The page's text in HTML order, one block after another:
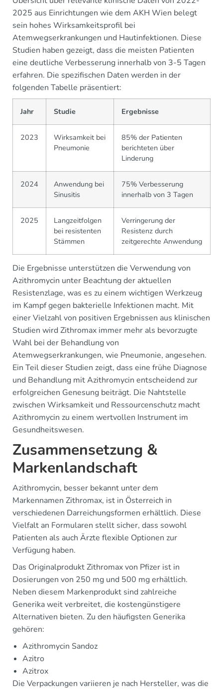
2025 aus Einrichtungen wie dem AKH Wien belegt
sein hohes Wirksamkeitsprofil bei
Atemwegserkrankungen und Hautinfektionen. Diese
Studien haben gezeigt, dass die meisten Patienten
eine deutliche Verbesserung innerhalb von 3-5 Tagen
erfahren. Die spezifischen Daten werden in der
folgenden Tabelle präsentiert:
Jahr Studie Ergebnisse
2023
Wirksamkeit bei
Pneumonie
85% der Patienten
berichteten über
Linderung
2024
Anwendung bei
Sinusitis
75% Verbesserung
innerhalb von 3 Tagen
2025
Langzeitfolgen
bei resistenten
Stämmen
Verringerung der
Resistenz durch
zeitgerechte Anwendung
Die Ergebnisse unterstützen die Verwendung von
Azithromycin unter Beachtung der aktuellen
Resistenzlage, was es zu einem wichtigen Werkzeug
im Kampf gegen bakterielle Infektionen macht. Mit
einer Vielzahl von positiven Ergebnissen aus klinischen
Studien wird Zithromax immer mehr als bevorzugte
Wahl bei der Behandlung von
Atemwegserkrankungen, wie Pneumonie, angesehen.
Ein Teil dieser Studien zeigt, dass eine frühe Diagnose
und Behandlung mit Azithromycin entscheidend zur
erfolgreichen Genesung beiträgt. Die Nahtstelle
zwischen Wirksamkeit und Ressourcenschutz macht
Azithromycin zu einem wertvollen Instrument im
Gesundheitswesen.
Zusammensetzung &
Markenlandschaft
Azithromycin, besser bekannt unter dem
Markennamen Zithromax, ist in Österreich in
verschiedenen Darreichungsformen erhältlich. Diese
Vielfalt an Formularen stellt sicher, dass sowohl
Patienten als auch Ärzte flexible Optionen zur
Verfügung haben.
Das Originalprodukt Zithromax von Pfizer ist in
Dosierungen von 250 mg und 500 mg erhältlich.
Neben diesem Markenprodukt sind zahlreiche
Generika weit verbreitet, die kostengünstigere
Alternativen bieten. Zu den häufigsten Generika
gehören:
Azithromycin Sandoz
Azitro
Azitrox
Die Verpackungen variieren je nach Hersteller, was die